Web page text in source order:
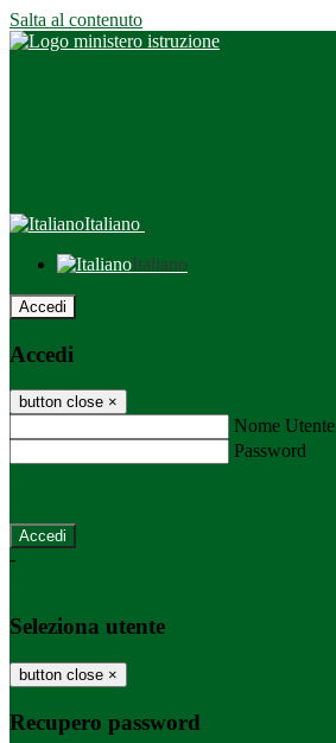
Salta al contenuto
Italiano
Italiano
Accedi
Accedi
button close ×
Nome Utente
Password
-
Seleziona utente
button close ×
Recupero password